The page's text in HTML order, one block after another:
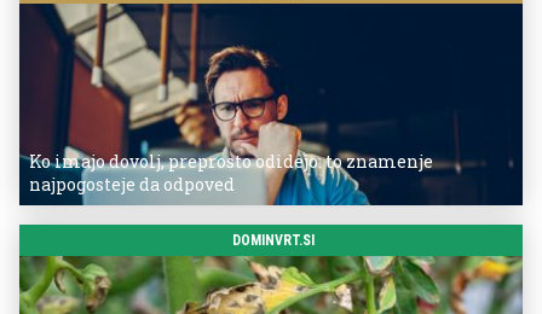
Ko imajo dovolj, preprosto odidejo: to znamenje
najpogosteje da odpoved
DOMINVRT.SI